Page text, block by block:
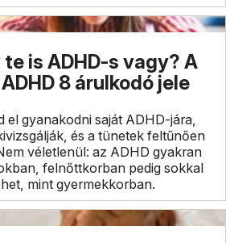
is ADHD-s vagy? A
8 árulkodó jele
el gyanakodni saját ADHD-jára,
és a tünetek feltűnően
véletlenül: az ADHD gyakran
felnőttkorban pedig sokkal
mint gyermekkorban.